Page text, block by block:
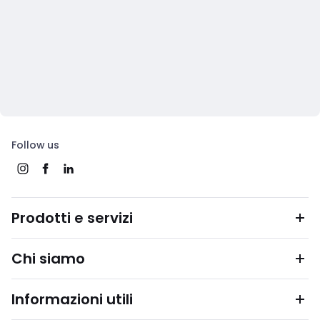
Follow us
Prodotti e servizi
Chi siamo
Informazioni utili